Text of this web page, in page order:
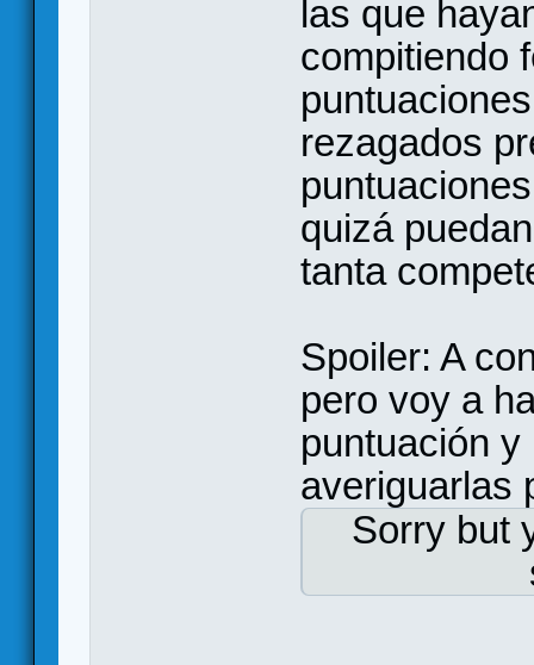
las que
compitiendo
rezagados
quizá
tanta
Spoiler: A
pero voy a
puntuación
averiguarlas
Sorry but